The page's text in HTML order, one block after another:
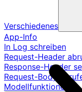
Verschiedenes
App-Info
In Log schreiben
Request-Header
Response-Header
Request-Body
Modellfunktionen